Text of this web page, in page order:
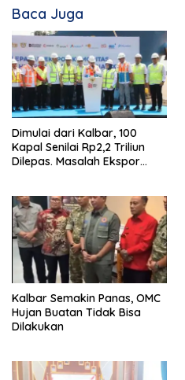
Baca Juga
Dimulai dari Kalbar, 100
Kapal Senilai Rp2,2 Triliun
Dilepas. Masalah Ekspor
Kalbar Semakin Panas, OMC
Hujan Buatan Tidak Bisa
Dilakukan